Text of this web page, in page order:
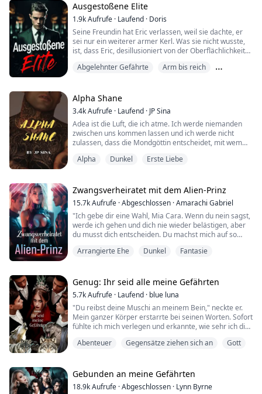
würde mein Herz aus meiner Brust springen. Er sah
aus wie ein Filmstar, der dort mit der Morgensonne im
Rücken stand. Sein braunes Haar war etwas mehr...
Ausgestoßene Elite
1.9kAufrufe · Laufend · Doris
Seine Freundin hat Eric verlassen, weil sie dachte, er
sei nur ein weiterer armer Kerl. Was sie nicht wusste,
ist, dass Eric, desillusioniert von der Oberflächlichkeit
Widrigkeiten an die Macht zu gelangen. Sie mögen jetzt
Liebe Leserinnen und Leser, wir fre...
Abgelehnter Gefährte
Arm bis reich
Alpha Shane
3.4kAufrufe · Laufend · JP Sina
Adea ist die Luft, die ich atme. Ich werde niemanden
zwischen uns kommen lassen und ich werde nicht
zulassen, dass die Mondgöttin entscheidet, mit wem
Schicksal ist, niemand wird mir im Weg stehen.
auf ihrer Seite, ich werde mein eigenes Schicksa...
Alpha Dunkel Erste Liebe
Zwangsverheiratet mit dem Alien-Prinz
15.7kAufrufe ·Abgeschlossen ·Amarachi Gabriel
"Ich gebe dir eine Wahl, Mia Cara. Wenn du nein sagst,
werde ich gehen und dich nie wieder belästigen, aber
du musst dich entscheiden. Du machst mich auf so
mich allmählich den Kampf verlieren, den ich seit
Meine Lippen zitterten, als ich dem Drang widerstand,
ihn zu küssen. Ich wurde nicht gezwungen, überzeugt
oder g...
Arrangierte Ehe Dunkel Fantasie
Genug: Ihr seid alle meine Gefährten
5.7kAufrufe · Laufend · blue luna
"Du reibst deine Muschi an meinem Bein," neckte er.
Mein ganzer Körper erstarrte bei seinen Worten. Sofort
fühlte ich mich verlegen und erkannte, wie sehr ich die
Während ich noch geschockt war, riss er schnell die
spürte die kalte Temperatur des ...
Abenteuer Gegensätze ziehen sich an Gott
Gebunden an meine Gefährten
18.9kAufrufe ·Abgeschlossen · Lynn Byrne